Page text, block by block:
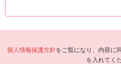
個人情報保護方針をご覧になり、内容に
を入れてく